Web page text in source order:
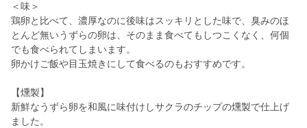
＜味＞
鶏卵と比べて、濃厚なのに後味はスッキリとした味で、臭みのほ
とんど無いうずらの卵は、そのまま食べてもしつこくなく、何個
でも食べられてしまいます。
卵かけご飯や目玉焼きにして食べるのもおすすめです。
【燻製】
新鮮なうずら卵を和風に味付けしサクラのチップの燻製で仕上げ
ました。